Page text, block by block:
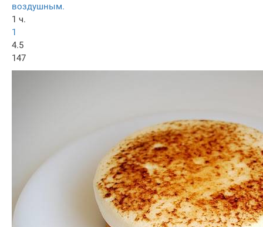
воздушным.
1 ч.
1
4.5
147